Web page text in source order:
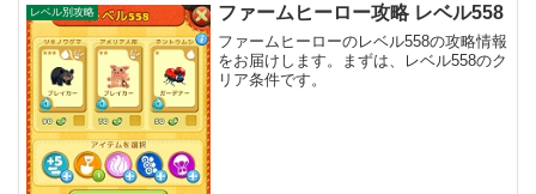
レベル別攻略 ファームヒーロー攻略 レベル558
ファームヒーローのレベル558の攻略情報
をお届けします。まずは、レベル558のク
リア条件です。